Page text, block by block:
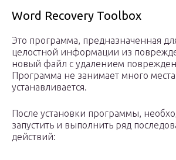
Word Recovery Toolbox
Это программа, предназначенная
целостной информации из
новый файл с удалением
Программа не занимает много
устанавливается.
После установки программы,
запустить и выполнить ряд
действий: